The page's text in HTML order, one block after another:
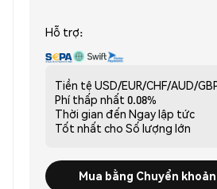
Hỗ trợ:
Tiền tệ USD/EUR/CHF/AUD/
Phí thấp nhất 0.08%
Thời gian đến Ngay lập tức
Tốt nhất cho Số lượng lớn
Mua bằng Chuyển